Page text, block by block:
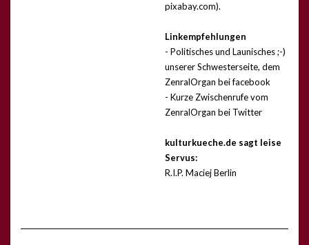
pixabay.com).
Linkempfehlungen
- Politisches und Launisches ;-)
unserer Schwesterseite, dem
ZenralOrgan bei facebook
- Kurze Zwischenrufe vom
ZenralOrgan bei Twitter
kulturkueche.de sagt leise
Servus:
R.I.P. Maciej Berlin